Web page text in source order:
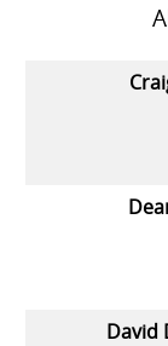
David